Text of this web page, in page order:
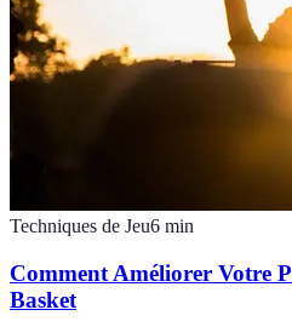
Techniques de Jeu6 min
Comment Améliorer Votre
Basket